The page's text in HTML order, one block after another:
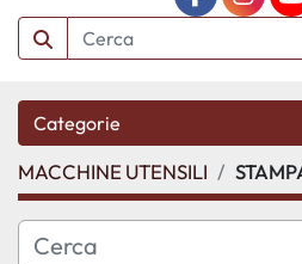
facebook
Categorie
MACCHINE UTENSILI